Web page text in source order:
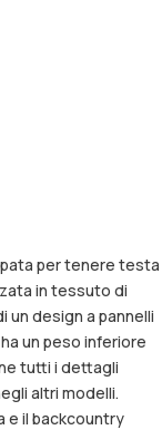
per tenere testa
in tessuto di
design a pannelli
un peso inferiore
tutti i dettagli
altri modelli.
e il backcountry